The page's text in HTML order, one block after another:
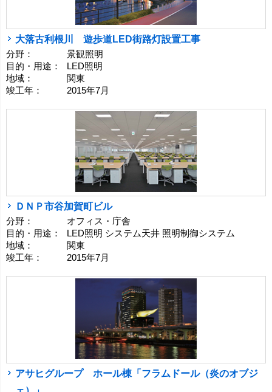
大落古利根川 遊歩道LED街路灯設置工事
分野：
景観照明
目的・用途：
LED照明
地域：
関東
竣工年：
2015年7月
ＤＮＰ市谷加賀町ビル
分野：
オフィス・庁舎
目的・用途：
LED照明 システム天井 照明制御システム
地域：
関東
竣工年：
2015年7月
アサヒグループ ホール棟「フラムドール（炎のオブジ